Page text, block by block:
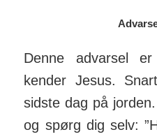
Denne advarsel
kender Jesus.
sidste dag på
og spørg dig selv: